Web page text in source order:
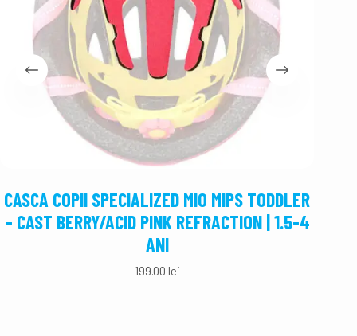
CASCA COPII SPECIALIZED MIO MIPS TODDLER
– CAST BERRY/ACID PINK REFRACTION | 1.5-4
ANI
199.00 lei